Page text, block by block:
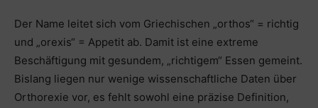
Der Name leitet sich vom Griechischen „orthos“ = richtig
und „orexis“ = Appetit ab. Damit ist eine extreme
Beschäftigung mit gesundem, „richtigem“ Essen gemeint.
Bislang liegen nur wenige wissenschaftliche Daten über
Orthorexie vor, es fehlt sowohl eine präzise Definition,